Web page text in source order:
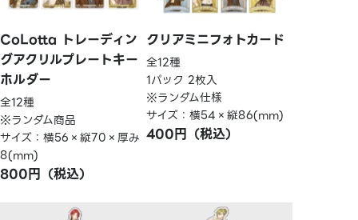
CoLotta トレーディン
グアクリルプレートキー
ホルダー
全12種
※ランダム商品
サイズ：横56×縦70×厚み
8(mm)
800円（税込）
クリアミニフォトカード
全12種
1パック 2枚入
※ランダム仕様
サイズ：横54×縦86(mm)
400円（税込）